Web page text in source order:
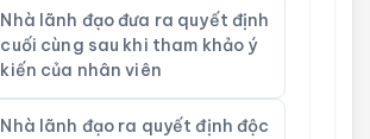
Nhà lãnh đạo đưa ra quyết định
cuối cùng sau khi tham khảo ý
kiến của nhân viên
Nhà lãnh đạo ra quyết định độc